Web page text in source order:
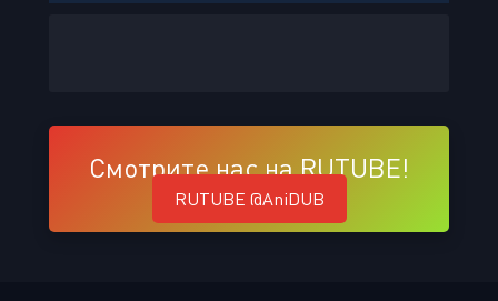
Смотрите нас на RUTUBE!
RUTUBE @AniDUB